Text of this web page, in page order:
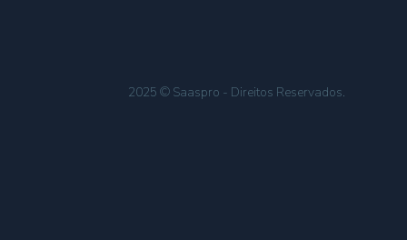
2025 © Saaspro - Direitos Reservados.